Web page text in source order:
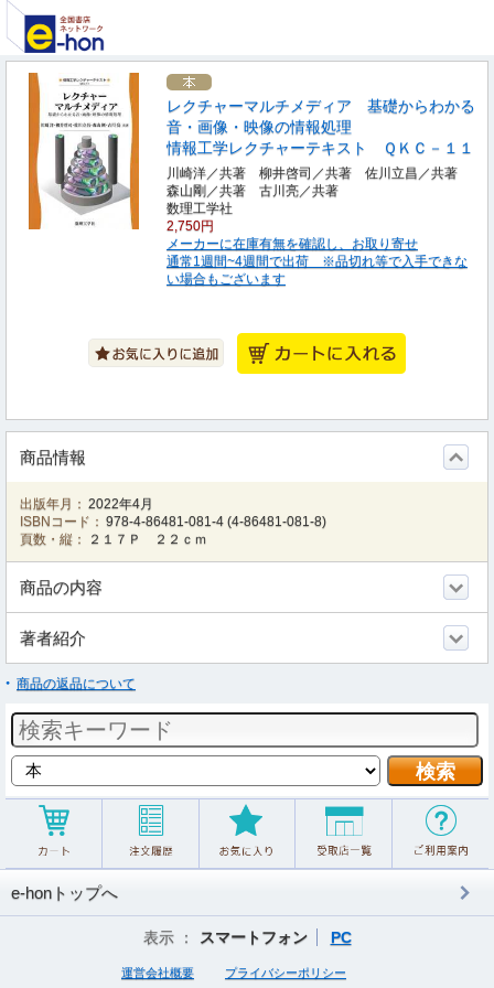
レクチャーマルチメディア 基礎からわかる
音・画像・映像の情報処理
情報工学レクチャーテキスト ＱＫＣ－１１
川崎洋／共著 柳井啓司／共著 佐川立昌／共著
森山剛／共著 古川亮／共著
数理工学社
2,750円
メーカーに在庫有無を確認し、お取り寄せ
通常1週間~4週間で出荷 ※品切れ等で入手できな
い場合もございます
商品情報
出版年月： 2022年4月
ISBNコード： 978-4-86481-081-4 (4-86481-081-8)
頁数・縦：
２１７Ｐ ２２ｃｍ
商品の内容
著者紹介
商品の返品について
e-honトップへ
表示 ： スマートフォン PC
運営会社概要 プライバシーポリシー